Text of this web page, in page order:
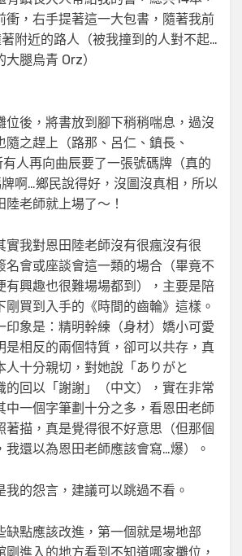
衝，右手提著這一大包書，隨著我前
附近的路人（被我撞到的人對不起…
腿烏青 Orz）
位後，將書放到腳下稍稍喘息，過沒
隨之趕上（路那、呂仁、鎮長、
人再向曲辰要了一張號碼牌（真的
啊…鄉民說得好，沒圖沒真相，所以
陸老師就上場了～！
實我對恩田陸老師沒有很瘋沒有很
名會或座談會這一類的場合（畢竟不
有興趣也很難場場都到），主要是陪
剛買到入手的《時間的齒輪》這樣。
印象是：精明幹練（身材）嬌小可愛
是相反的兩個特質，卻可以共存，真
人十分親切，對她說「ありがと
的回以「謝謝」（中文），實在非常
中一個字筆劃十分之多，看恩田老師
著描，真是覺得很不好意思（但那個
我還以為恩田老師應該會寫…爆）。
我的怨言，建議可以跳過不看。
缺點應該改進，第一個就是場地部
剛進入的地方看到不知道哪家攤位，